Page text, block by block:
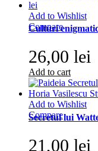
Add to Wishlist
Compare
Culturi
26,00 lei
Add to cart
Add to Wishlist
Compare
Secretul lui
21,00 lei